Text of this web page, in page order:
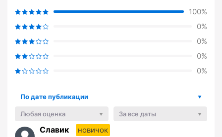
100%
0%
0%
0%
0%
По дате публикации
Любая оценка За все даты
Славик
новичок